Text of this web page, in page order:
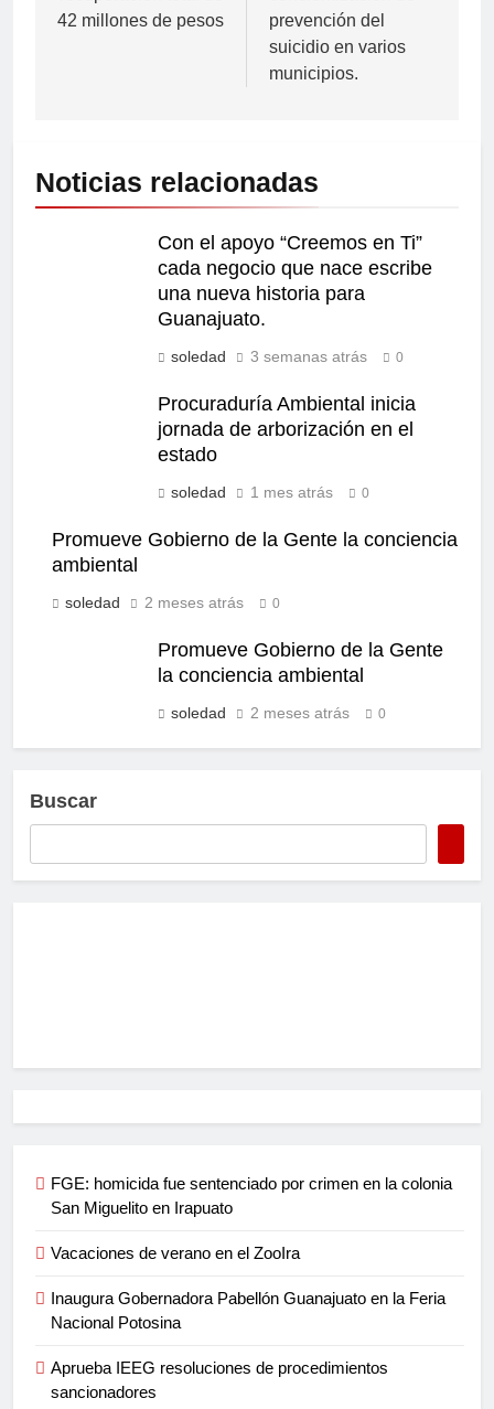
42 millones de pesos
prevención del
suicidio en varios
municipios.
Noticias relacionadas
Con el apoyo “Creemos en Ti”
cada negocio que nace escribe
una nueva historia para
Guanajuato.
soledad 3 semanas atrás 0
Procuraduría Ambiental inicia
jornada de arborización en el
estado
soledad 1 mes atrás 0
Promueve Gobierno de la Gente la conciencia
ambiental
soledad 2 meses atrás 0
Promueve Gobierno de la Gente
la conciencia ambiental
soledad 2 meses atrás 0
Buscar
FGE: homicida fue sentenciado por crimen en la colonia
San Miguelito en Irapuato
Vacaciones de verano en el ZooIra
Inaugura Gobernadora Pabellón Guanajuato en la Feria
Nacional Potosina
Aprueba IEEG resoluciones de procedimientos
sancionadores